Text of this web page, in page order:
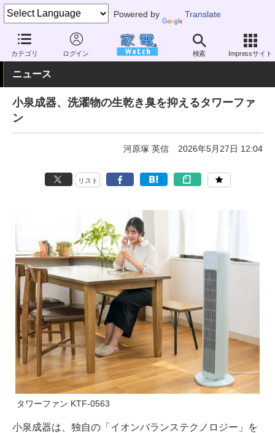
Powered by Translate
カテゴリ ログイン 検索 Impressサイト
家電 Watch 空調家電 扇風機 単機能
ニュース
小泉成器、洗濯物の生乾き臭を抑えるタワーファ
ン
河原塚 英信 2026年5月27日 12:04
リスト
タワーファン KTF-0563
小泉成器は、独自の「イオンバランステクノロジー」を